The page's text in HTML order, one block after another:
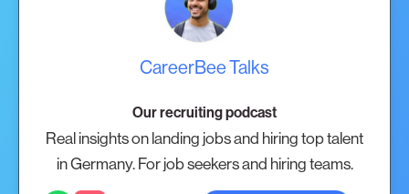
CareerBee Talks
Our recruiting podcast
Real insights on landing jobs and hiring top talent
in Germany. For job seekers and hiring teams.